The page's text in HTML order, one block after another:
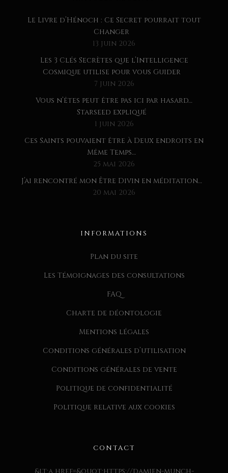
Le Livre d’Hénoch : Ce Secret pourrait tout
Changer
13 juin 2026
Les 3 Clés Secrètes que l’Intelligence
Cosmique utilise pour vous Guider
7 juin 2026
Vous n’êtes peut être pas ici par hasard…
Starseed expliqué
1 juin 2026
Ces Saints pouvaient être à Deux endroits en
Même Temps…
25 mai 2026
J’ai rencontré mon Être Divin en méditation…
20 mai 2026
INFORMATIONS
Plan du site
Les Témoignages des consultations
FAQ
Charte de déontologie
Mentions légales
Conditions générales d’utilisation
Conditions générales de vente
Politique de confidentialité
Politique relative aux cookies
CONTACT